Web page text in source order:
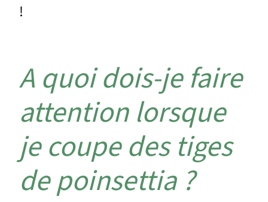
!
A quoi dois-je faire
attention lorsque
je coupe des tiges
de poinsettia ?